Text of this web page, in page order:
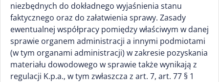
niezbędnych do dokładnego wyjaśnienia stanu
faktycznego oraz do załatwienia sprawy. Zasady
ewentualnej współpracy pomiędzy właściwym w danej
sprawie organem administracji a innymi podmiotami
(w tym organami administracji) w zakresie pozyskania
materiału dowodowego w sprawie także wynikają z
regulacji K.p.a., w tym zwłaszcza z art. 7, art. 77 § 1